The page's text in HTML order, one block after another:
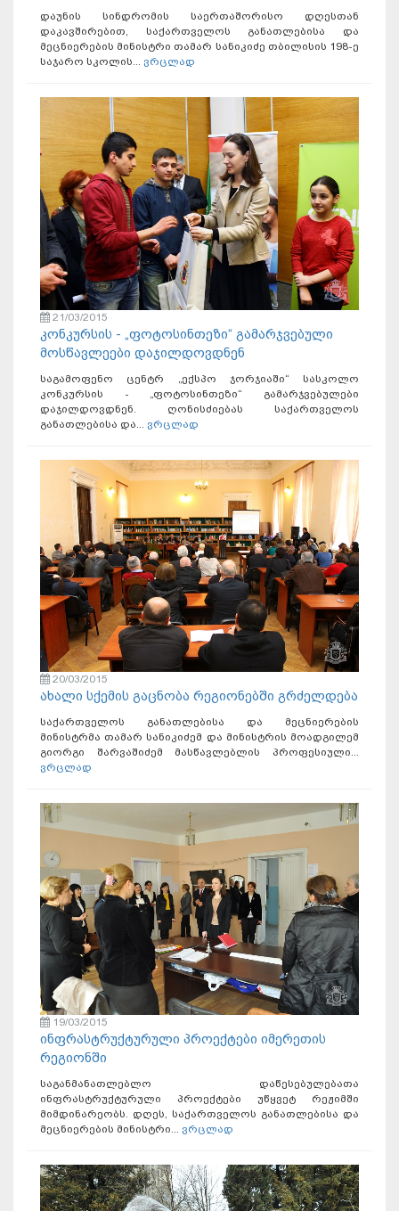
დაუნის სინდრომის საერთაშორისო დღესთან
დაკავშირებით, საქართველოს განათლებისა და
მეცნიერების მინისტრი თამარ სანიკიძე თბილისის 198-ე
საჯარო სკოლის... ვრცლად
21/03/2015
კონკურსის - „ფოტოსინთეზი“ გამარჯვებული
მოსწავლეები დაჯილდოვდნენ
საგამოფენო ცენტრ „ექსპო ჯორჯიაში“ სასკოლო
კონკურსის - „ფოტოსინთეზი“ გამარჯვებულები
დაჯილდოვდნენ. ღონისძიებას საქართველოს
განათლებისა და... ვრცლად
20/03/2015
ახალი სქემის გაცნობა რეგიონებში გრძელდება
საქართველოს განათლებისა და მეცნიერების
მინისტრმა თამარ სანიკიძემ და მინისტრის მოადგილემ
გიორგი შარვაშიძემ მასწავლებლის პროფესიული...
ვრცლად
19/03/2015
ინფრასტრუქტურული პროექტები იმერეთის
რეგიონში
საგანმანათლებლო დაწესებულებათა
ინფრასტრუქტურული პროექტები უწყვეტ რეჟიმში
მიმდინარეობს. დღეს, საქართველოს განათლებისა და
მეცნიერების მინისტრი... ვრცლად